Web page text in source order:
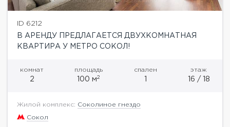
ID 6212
В АРЕНДУ ПРЕДЛАГАЕТСЯ ДВУХКОМНАТНАЯ
КВАРТИРА У МЕТРО СОКОЛ!
комнат
2
площадь
100 м2
спален
1
этаж
16 / 18
Жилой комплекс: Соколиное гнездо
Сокол